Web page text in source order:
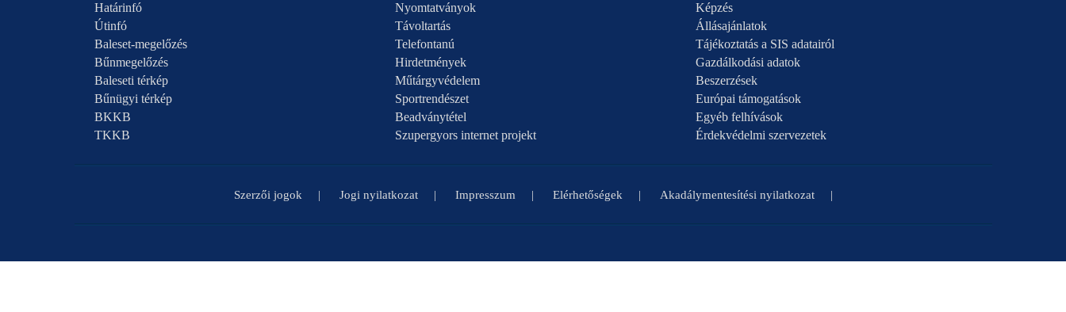
Határinfó
Útinfó
Baleset-megelőzés
Bűnmegelőzés
Baleseti térkép
Bűnügyi térkép
BKKB
TKKB
Nyomtatványok
Távoltartás
Telefontanú
Hirdetmények
Műtárgyvédelem
Sportrendészet
Beadványtétel
Szupergyors internet projekt
Képzés
Állásajánlatok
Tájékoztatás a SIS adatairól
Gazdálkodási adatok
Beszerzések
Európai támogatások
Egyéb felhívások
Érdekvédelmi szervezetek
Szerzői jogok Jogi nyilatkozat Impresszum Elérhetőségek Akadálymentesítési nyilatkozat